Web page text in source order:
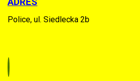
Police, ul. Siedlecka 2b